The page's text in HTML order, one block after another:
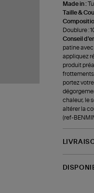
Made in :
Taille &
Doublure :
Conseil
patine
appliquez
produit
frottements
portez
chaleur, le
altérer la
(ref-